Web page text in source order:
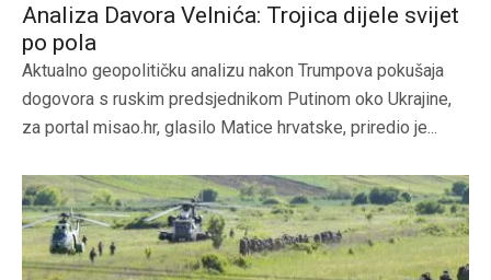
Analiza Davora Velnića: Trojica dijele svijet
po pola
Aktualno geopolitičku analizu nakon Trumpova pokušaja
dogovora s ruskim predsjednikom Putinom oko Ukrajine,
za portal misao.hr, glasilo Matice hrvatske, priredio je...